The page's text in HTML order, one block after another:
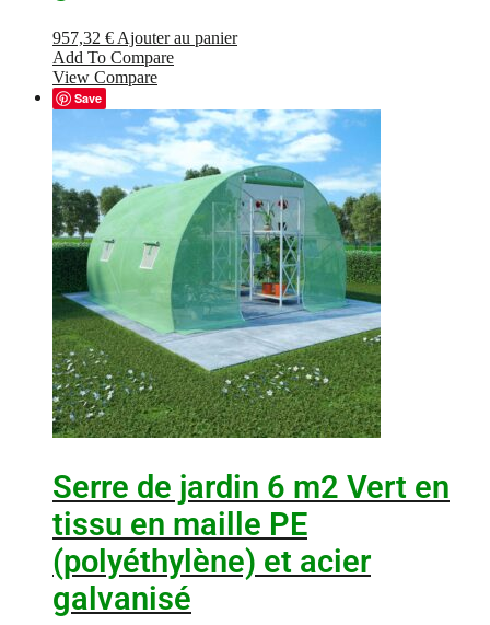
957,32 € Ajouter au panier
Add To Compare
View Compare
Save
Serre de jardin 6 m2 Vert en
tissu en maille PE
(polyéthylène) et acier
galvanisé